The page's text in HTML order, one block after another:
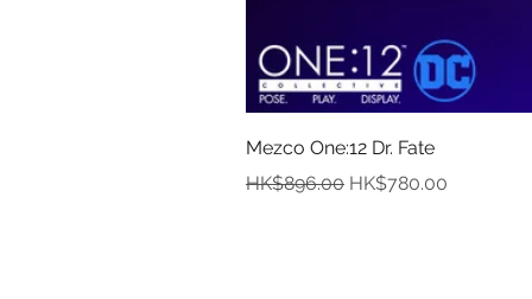
Mezco One:12 Dr. Fate
一般價格
HK$896.00 促銷價格
HK$780.00